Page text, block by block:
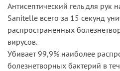
Антисептический гель для рук
Sanitelle всего за 15 секунд
распространенных
вирусов.
Убивает 99,9% наиболее
болезнетворных бактерий в